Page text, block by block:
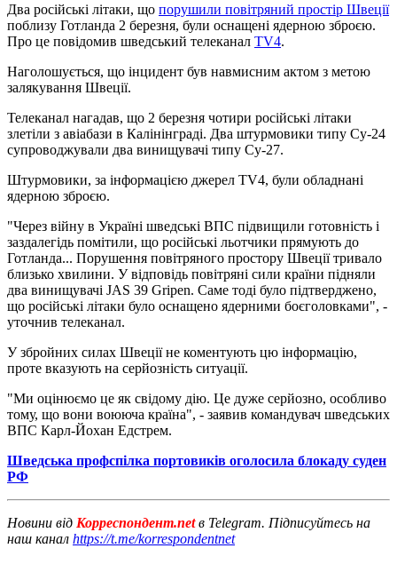
Два російські літаки, що порушили повітряний простір Швеції
поблизу Готланда 2 березня, були оснащені ядерною зброєю.
Про це повідомив шведський телеканал TV4.
Наголошується, що інцидент був навмисним актом з метою
залякування Швеції.
Телеканал нагадав, що 2 березня чотири російські літаки
злетіли з авіабази в Калінінграді. Два штурмовики типу Су-24
супроводжували два винищувачі типу Су-27.
Штурмовики, за інформацією джерел TV4, були обладнані
ядерною зброєю.
"Через війну в Україні шведські ВПС підвищили готовність і
заздалегідь помітили, що російські льотчики прямують до
Готланда... Порушення повітряного простору Швеції тривало
близько хвилини. У відповідь повітряні сили країни підняли
два винищувачі JAS 39 Gripen. Саме тоді було підтверджено,
що російські літаки було оснащено ядерними боєголовками", -
уточнив телеканал.
У збройних силах Швеції не коментують цю інформацію,
проте вказують на серйозність ситуації.
"Ми оцінюємо це як свідому дію. Це дуже серйозно, особливо
тому, що вони воююча країна", - заявив командувач шведських
ВПС Карл-Йохан Едстрем.
Шведська профспілка портовиків оголосила блокаду суден
РФ
Новини від Корреспондент.netв Telegram. Підписуйтесь на
наш канал https://t.me/korrespondentnet